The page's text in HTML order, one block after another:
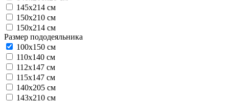
145х214 см
150х210 см
150х214 см
Размер пододеяльника
100х150 см
110х140 см
112х147 см
115х147 см
140х205 см
143х210 см